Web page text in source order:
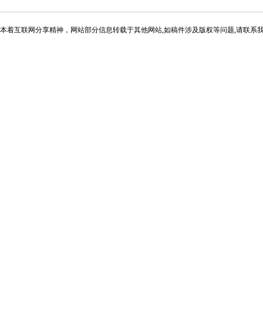
本着互联网分享精神，网站部分信息转载于其他网站,如稿件涉及版权等问题,请联